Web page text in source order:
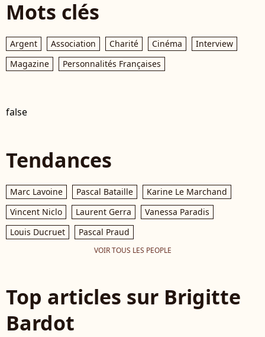
Mots clés
Argent Association Charité Cinéma
Interview
Magazine
Personnalités Françaises
false
Tendances
Marc Lavoine Pascal Bataille
Karine Le Marchand
Vincent Niclo
Laurent Gerra
Vanessa Paradis
Louis Ducruet
Pascal Praud
VOIR TOUS LES PEOPLE
Top articles sur Brigitte
Bardot